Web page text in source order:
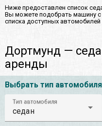
Ниже предоставлен список
Вы можете подобрать машину с
списка доступных автомобилей
Дортмунд —
аренды
Выбрать тип автомобиля
Тип автомобиля
седан